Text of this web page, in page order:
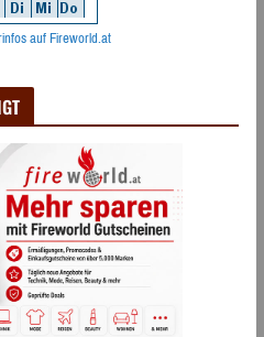
auf Fireworld.at